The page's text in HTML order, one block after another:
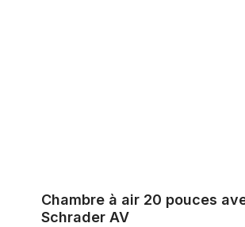
Chambre à air 20 pouces
Schrader AV